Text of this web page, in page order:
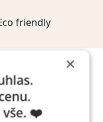
friendly
editorem
×
vše. ❤️